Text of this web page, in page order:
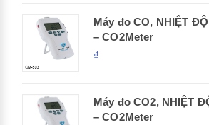
Máy đo CO, NHIỆT
– CO2Meter
₫
Máy đo CO2, NHIỆT
– CO2Meter